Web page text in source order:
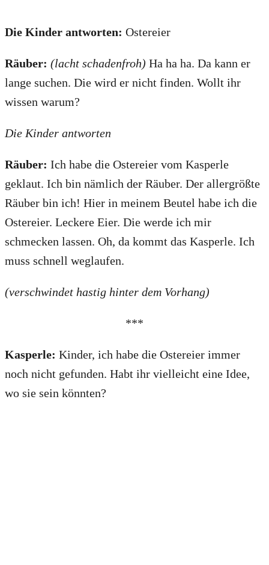
Die Kinder antworten: Ostereier
Räuber: (lacht schadenfroh) Ha ha ha. Da kann er
lange suchen. Die wird er nicht finden. Wollt ihr
wissen warum?
Die Kinder antworten
Räuber: Ich habe die Ostereier vom Kasperle
geklaut. Ich bin nämlich der Räuber. Der allergrößte
Räuber bin ich! Hier in meinem Beutel habe ich die
Ostereier. Leckere Eier. Die werde ich mir
schmecken lassen. Oh, da kommt das Kasperle. Ich
muss schnell weglaufen.
(verschwindet hastig hinter dem Vorhang)
***
Kasperle: Kinder, ich habe die Ostereier immer
noch nicht gefunden. Habt ihr vielleicht eine Idee,
wo sie sein könnten?